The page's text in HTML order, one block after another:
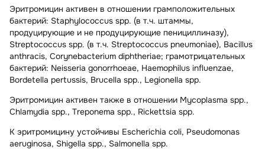
Эритромицин активен в отношении грамположительных
бактерий: Staphylococcus spp. (в т.ч. штаммы,
продуцирующие и не продуцирующие пенициллиназу),
Streptococcus spp. (в т.ч. Streptococcus pneumoniae), Bacillus
anthracis, Corynebacterium diphtheriae; грамотрицательных
бактерий: Neisseria gonorrhoeae, Haemophilus influenzae,
Bordetella pertussis, Brucella spp., Legionella spp.
Эритромицин активен также в отношении Mycoplasma spp.,
Chlamydia spp., Treponema spp., Rickettsia spp.
К эритромицину устойчивы Escherichia coli, Pseudomonas
aeruginosa, Shigella spp., Salmonella spp.